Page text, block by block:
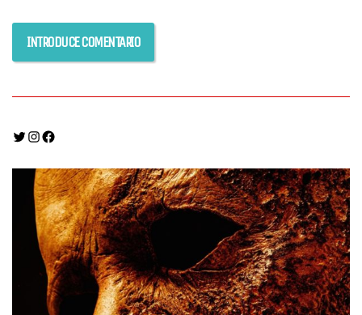
Twitter
Instagram
Facebook